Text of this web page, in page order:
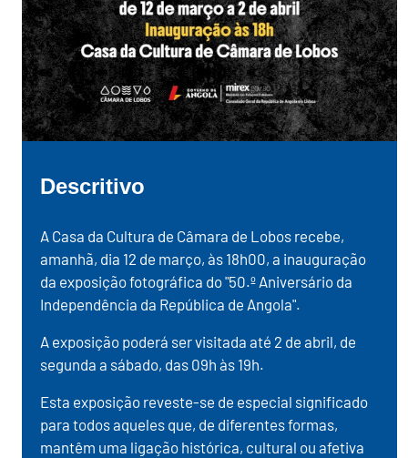
Descritivo
A Casa da Cultura de Câmara de Lobos recebe,
amanhã, dia 12 de março, às 18h00, a inauguração
da exposição fotográfica do "50.º Aniversário da
Independência da República de Angola".
A exposição poderá ser visitada até 2 de abril, de
segunda a sábado, das 09h às 19h.
Esta exposição reveste-se de especial significado
para todos aqueles que, de diferentes formas,
mantêm uma ligação histórica, cultural ou afetiva